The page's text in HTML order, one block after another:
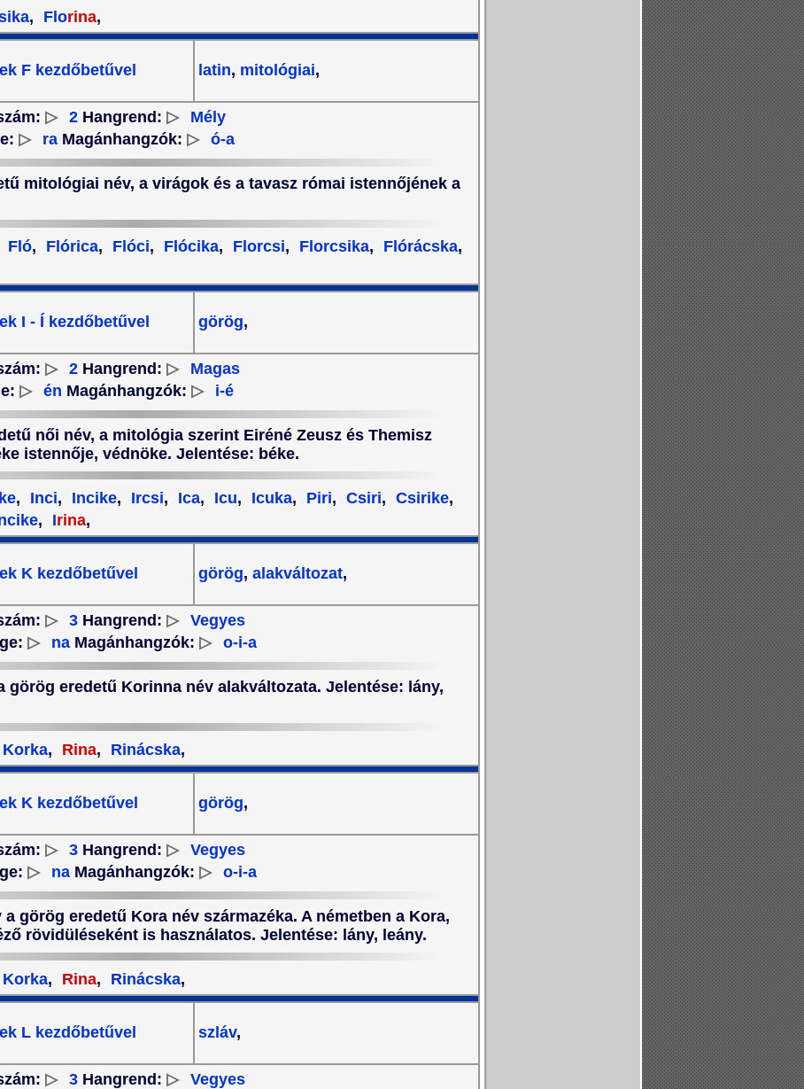
, Florina,
F kezdőbetűvel latin, mitológiai,
▷ 2 Hangrend: ▷
Mély
▷ ra Magánhangzók: ▷ ó-a
mitológiai név, a virágok és a tavasz római istennőjének a
Fló, Flórica, Flóci, Flócika, Florcsi, Florcsika, Flórácska,
I - Í kezdőbetűvel görög,
▷ 2 Hangrend: ▷
Magas
▷ én Magánhangzók: ▷ i-é
női név, a mitológia szerint Eiréné Zeusz és Themisz
istennője, védnöke. Jelentése: béke.
, Inci, Incike, Ircsi, Ica, Icu, Icuka, Piri, Csiri, Csirike,
, Irina,
K kezdőbetűvel görög, alakváltozat,
▷ 3 Hangrend: ▷
Vegyes
▷ na Magánhangzók: ▷ o-i-a
görög eredetű Korinna név alakváltozata. Jelentése: lány,
Korka, Rina, Rinácska,
K kezdőbetűvel görög,
▷ 3 Hangrend: ▷
Vegyes
▷ na Magánhangzók: ▷ o-i-a
görög eredetű Kora név származéka. A németben a Kora,
rövidüléseként is használatos. Jelentése: lány, leány.
Korka, Rina, Rinácska,
L kezdőbetűvel szláv,
▷ 3 Hangrend: ▷
Vegyes